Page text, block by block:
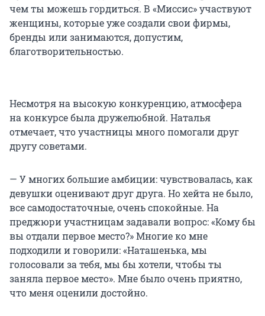
чем ты можешь гордиться. В «Миссис» участвуют
женщины, которые уже создали свои фирмы,
бренды или занимаются, допустим,
благотворительностью.
Несмотря на высокую конкуренцию, атмосфера
на конкурсе была дружелюбной. Наталья
отмечает, что участницы много помогали друг
другу советами.
— У многих большие амбиции: чувствовалась, как
девушки оценивают друг друга. Но хейта не было,
все самодостаточные, очень спокойные. На
преджюри участницам задавали вопрос: «Кому бы
вы отдали первое место?» Многие ко мне
подходили и говорили: «Наташенька, мы
голосовали за тебя, мы бы хотели, чтобы ты
заняла первое место». Мне было очень приятно,
что меня оценили достойно.